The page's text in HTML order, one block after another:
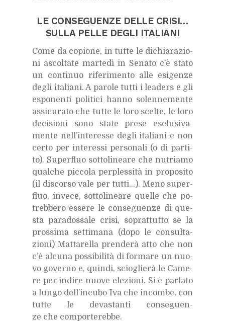
LE CON­SE­GUEN­ZE DEL­LE CRI­SI…
SUL­LA PEL­LE DE­GLI ITA­LIA­NI
Come da co­pio­ne, in tut­te le di­chia­ra­zio­
ni ascol­ta­te mar­te­dì in Se­na­to c’è sta­to
un con­ti­nuo ri­fe­ri­men­to alle esi­gen­ze
de­gli ita­lia­ni. A pa­ro­le tut­ti i lea­ders e gli
espo­nen­ti po­li­ti­ci han­no so­len­ne­men­te
as­si­cu­ra­to che tut­te le loro scel­te, le loro
de­ci­sio­ni sono sta­te pre­se esclu­si­va­
men­te nel­l’in­te­res­se de­gli ita­lia­ni e non
cer­to per in­te­res­si per­so­na­li (o di par­ti­
to). Su­per­fluo sot­to­li­nea­re che nu­tria­mo
qual­che pic­co­la per­ples­si­tà in pro­po­si­to
(il di­scor­so vale per tut­ti…). Meno su­per­
fluo, in­ve­ce, sot­to­li­nea­re quel­le che po­
treb­be­ro es­se­re le con­se­guen­ze di que­
sta pa­ra­dos­sa­le cri­si, so­prat­tut­to se la
pros­si­ma set­ti­ma­na (dopo le con­sul­ta­
zio­ni) Mat­ta­rel­la pren­de­rà atto che non
c’è al­cu­na pos­si­bi­li­tà di for­ma­re un nuo­
vo go­ver­no e, quin­di, scio­glie­rà le Ca­me­
re per in­di­re nuo­ve ele­zio­ni. Si è par­la­to
a lun­go del­l’in­cu­bo Iva che in­com­be, con
tut­te le de­va­stan­ti con­se­guen­
ze che com­por­te­reb­be.